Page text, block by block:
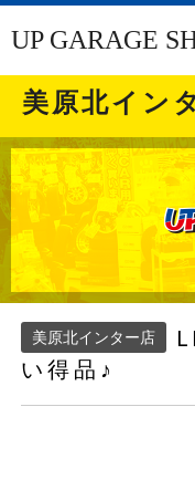
UP GARAGE
美原北イン
美原北インター店
い得品♪